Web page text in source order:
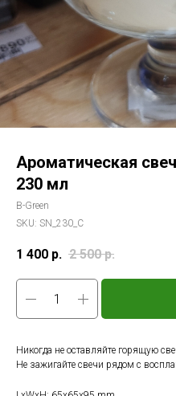
Ароматическая
230 мл
B-Green
SKU: SN_230_C
1 400 р. 2 500 р.
Никогда не оставляйте горящую
Не зажигайте свечи рядом с